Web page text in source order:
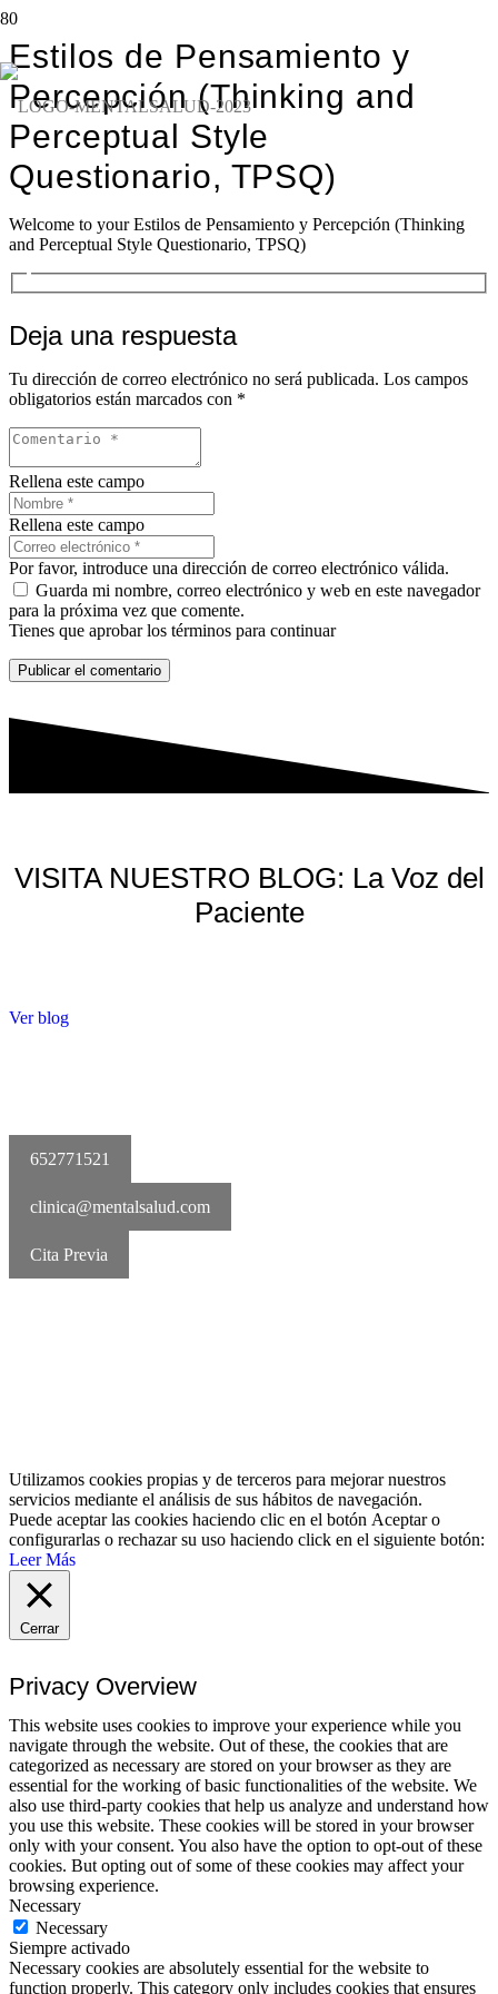
Estilos de Pensamiento y
Percepción (Thinking and
Perceptual Style
Questionario, TPSQ)
Welcome to your Estilos de Pensamiento y Percepción (Thinking
and Perceptual Style Questionario, TPSQ)
Deja una respuesta
Tu dirección de correo electrónico no será publicada. Los campos
obligatorios están marcados con *
Rellena este campo
Rellena este campo
Por favor, introduce una dirección de correo electrónico válida.
Guarda mi nombre, correo electrónico y web en este navegador
para la próxima vez que comente.
Tienes que aprobar los términos para continuar
Publicar el comentario
VISITA NUESTRO BLOG: La Voz del
Paciente
Ver blog
652771521
clinica@mentalsalud.com
Cita Previa
Utilizamos cookies propias y de terceros para mejorar nuestros
servicios mediante el análisis de sus hábitos de navegación.
Puede aceptar las cookies haciendo clic en el botón Aceptaro
configurarlas o rechazar su uso haciendo click en el siguiente botón:
Leer Más
Cerrar
Privacy Overview
This website uses cookies to improve your experience while you
navigate through the website. Out of these, the cookies that are
categorized as necessary are stored on your browser as they are
essential for the working of basic functionalities of the website. We
also use third-party cookies that help us analyze and understand how
you use this website. These cookies will be stored in your browser
only with your consent. You also have the option to opt-out of these
cookies. But opting out of some of these cookies may affect your
browsing experience.
Necessary
Necessary
Siempre activado
Necessary cookies are absolutely essential for the website to
function properly. This category only includes cookies that ensures